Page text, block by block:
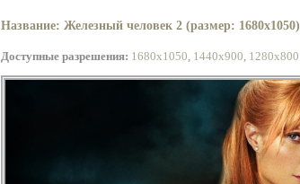
Название: Железный человек 2 (размер: 1680x1050)
Доступные разрешения: 1680x1050, 1440x900, 1280x800